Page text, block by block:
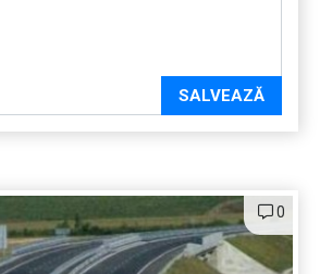
SALVEAZĂ
0